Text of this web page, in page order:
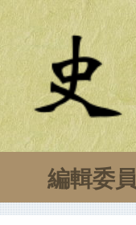
編輯委員